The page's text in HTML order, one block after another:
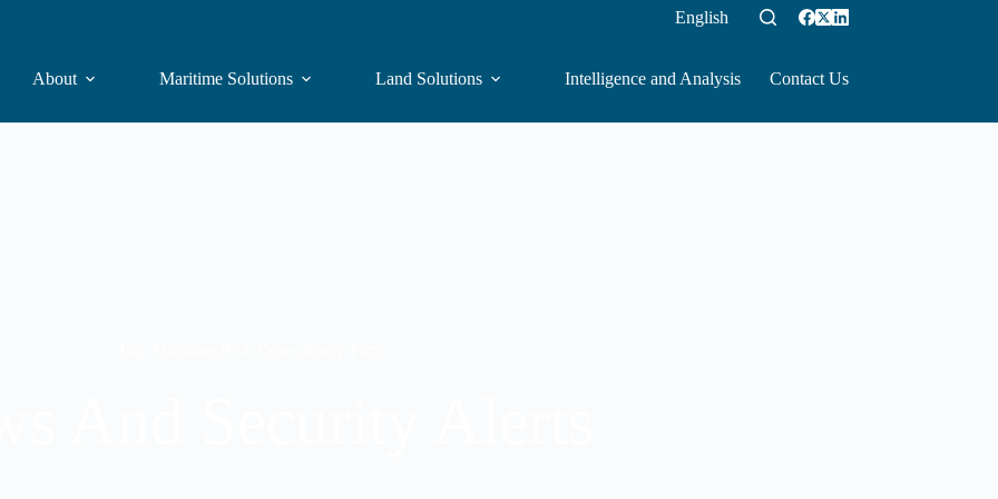
English
About Maritime Solutions Land Solutions Intelligence and Analysis Contact Us